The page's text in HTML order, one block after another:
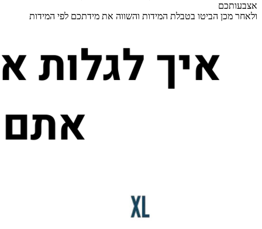
אצבעותכם
ולאחר מכן הביטו בטבלת המידות והשווה את מידתכם לפי המידות